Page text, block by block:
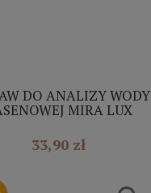
DO ANALIZY WODY
MIRA LUX
33,90 zł